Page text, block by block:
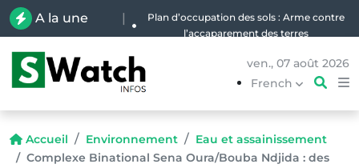
A la une |
Plan d’occupation des sols : Arme contre
l’accaparement des terres
ven., 07 août 2026
French
Accueil Environnement
Eau et assainissement
Complexe Binational Sena Oura/Bouba Ndjida : des